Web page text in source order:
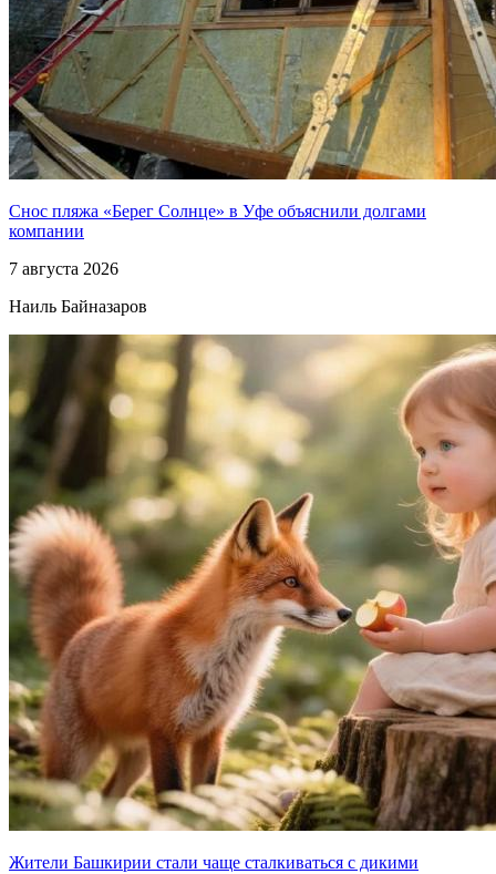
Снос пляжа «Берег Солнце» в Уфе объяснили долгами
компании
7 августа 2026
Наиль Байназаров
Жители Башкирии стали чаще сталкиваться с дикими